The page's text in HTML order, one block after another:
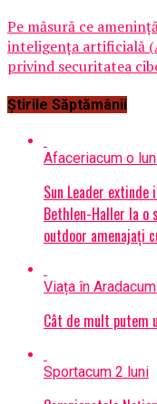
Pe măsură ce
inteligența artificială
privind securitatea
Știrile Săptămânii
Afaceriacum o
Sun Leader
Bethlen-Haller la
outdoor amenajați
Viața în Arad
Cât de mult putem
Sportacum 2 luni